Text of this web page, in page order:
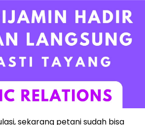
sekarang petani sudah bisa